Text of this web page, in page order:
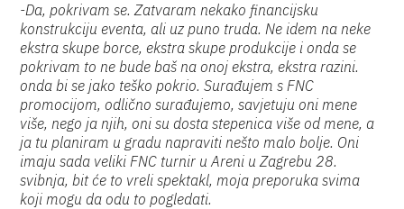
-Da, pokrivam se. Zatvaram nekako financijsku
konstrukciju eventa, ali uz puno truda. Ne idem na neke
ekstra skupe borce, ekstra skupe produkcije i onda se
pokrivam to ne bude baš na onoj ekstra, ekstra razini.
onda bi se jako teško pokrio. Surađujem s FNC
promocijom, odlično surađujemo, savjetuju oni mene
više, nego ja njih, oni su dosta stepenica više od mene, a
ja tu planiram u gradu napraviti nešto malo bolje. Oni
imaju sada veliki FNC turnir u Areni u Zagrebu 28.
svibnja, bit će to vreli spektakl, moja preporuka svima
koji mogu da odu to pogledati.